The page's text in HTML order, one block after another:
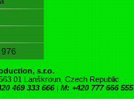
s.r.o.
01 Lanškroun, Czech Republic
469 333 666 | M: +420 777 666 555